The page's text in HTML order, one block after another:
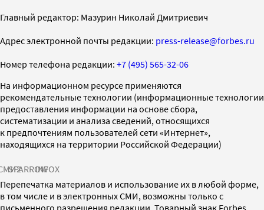
Главный редактор: Мазурин Николай Дмитриевич
Адрес электронной почты редакции: press-release@forbes.ru
Номер телефона редакции: +7 (495) 565-32-06
На информационном ресурсе применяются
рекомендательные технологии (информационные технологии
предоставления информации на основе сбора,
систематизации и анализа сведений, относящихся
к предпочтениям пользователей сети «Интернет»,
находящихся на территории Российской Федерации)
SPARROWINFOX
Перепечатка материалов и использование их в любой форме,
в том числе и в электронных СМИ, возможны только с
письменного разрешения редакции. Товарный знак Forbes